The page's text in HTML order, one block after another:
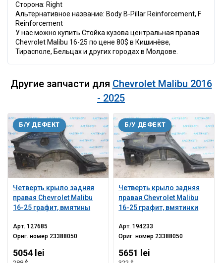
Сторона: Right
Альтернативное название: Body B-Pillar Reinforcement, F
Reinforcement
У нас можно купить Стойка кузова центральная правая
Chevrolet Malibu 16-25 по цене 80$ в Кишинёве,
Тирасполе, Бельцах и других городах в Молдове.
Другие запчасти для Chevrolet Malibu 2016
- 2025
Четверть крыло задняя
правая Chevrolet Malibu
16-25 графит, вмятины
Б/У ДЕФЕКТ
Арт.127685
Ориг. номер 23388050
5054 lei
Четверть крыло задняя
правая Chevrolet Malibu
16-25 графит, вмятинки
Б/У ДЕФЕКТ
Арт.194233
Ориг. номер 23388050
5651 lei